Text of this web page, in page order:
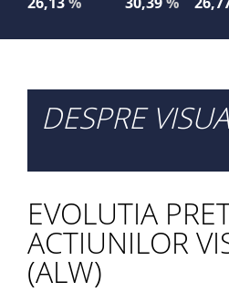
DESPRE
EVOLUTIA
ACTIUNILOR
(ALW)